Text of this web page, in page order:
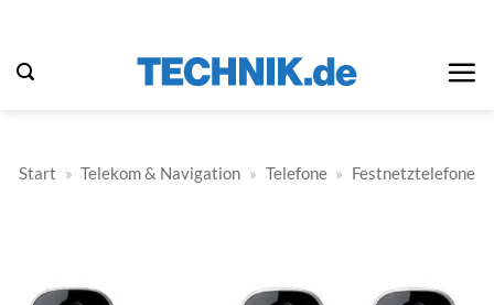
springen
Start » Telekom & Navigation » Telefone » Festnetztelefone